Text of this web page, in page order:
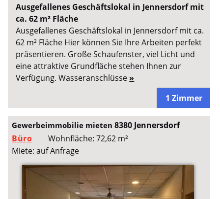
Ausgefallenes Geschäftslokal in Jennersdorf mit
ca. 62 m² Fläche
Ausgefallenes Geschäftslokal in Jennersdorf mit ca.
62 m² Fläche Hier können Sie Ihre Arbeiten perfekt
präsentieren. Große Schaufenster, viel Licht und
eine attraktive Grundfläche stehen Ihnen zur
Verfügung. Wasseranschlüsse »
1 Zimmer
Gewerbeimmobilie mieten8380 Jennersdorf
Büro
Wohnfläche: 72,62 m²
Miete: auf Anfrage